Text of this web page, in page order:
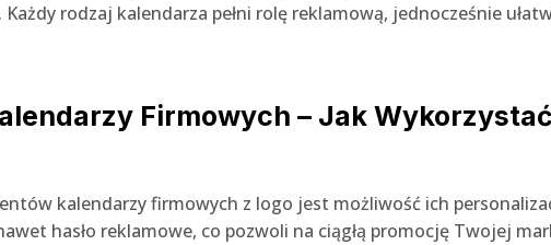
rodzaj kalendarza pełni rolę reklamową, jednocześnie
Firmowych – Jak
kalendarzy firmowych z logo jest możliwość ich
hasło reklamowe, co pozwoli na ciągłą promocję Twojej